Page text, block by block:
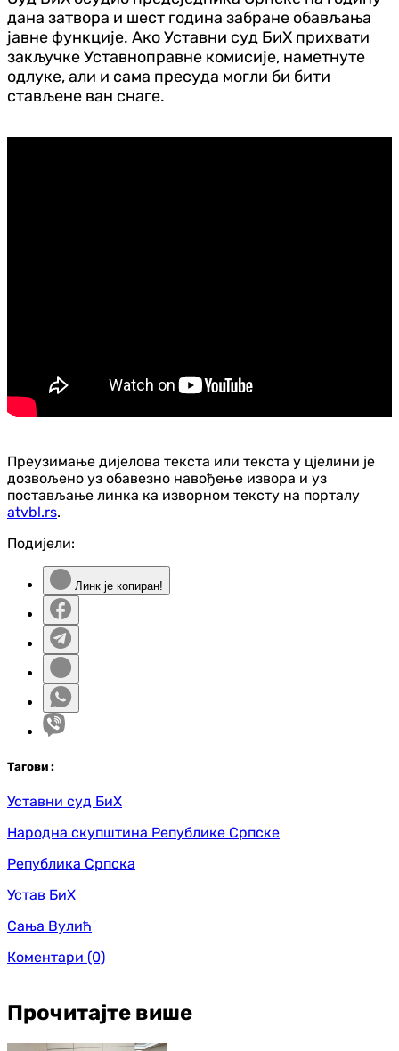
дана затвора и шест година забране обављања
јавне функције. Ако Уставни суд БиХ прихвати
закључке Уставноправне комисије, наметнуте
одлуке, али и сама пресуда могли би бити
стављене ван снаге.
Преузимање дијелова текста или текста у цјелини је
дозвољено уз обавезно навођење извора и уз
постављање линка ка изворном тексту на порталу
atvbl.rs.
Подијели:
Линк је копиран!
Тагови :
Уставни суд БиХ
Народна скупштина Републике Српске
Република Српска
Устав БиХ
Сања Вулић
Коментари (0)
Прочитајте више